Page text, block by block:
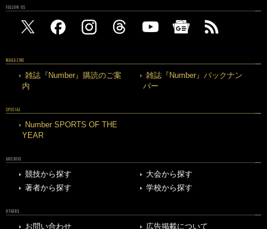
FOLLOW US
MAGAZINE
雑誌『Number』購読のご案
内
雑誌『Number』バックナン
バー
SPECIAL
Number SPORTS OF THE
YEAR
ARCHIVE
競技から探す
大会から探す
著者から探す
学校から探す
OTHERS
お問い合わせ
広告掲載について